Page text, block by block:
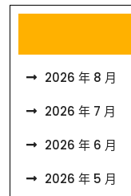
2026 年 8 月
2026 年 7 月
2026 年 6 月
2026 年 5 月